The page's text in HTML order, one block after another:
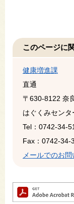
このページに
健康増進課
直通
〒630-8122 奈
はぐくみセンタ
Tel：0742-34-
Fax：0742-34-
メールでのお